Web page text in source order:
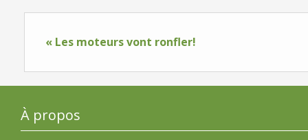
« Les moteurs vont ronfler!
À propos